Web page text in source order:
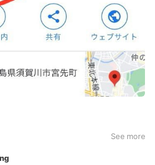
See more